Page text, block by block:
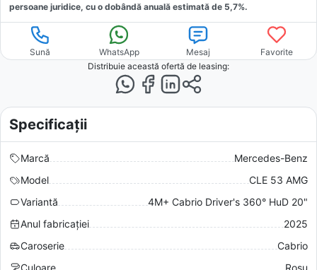
persoane juridice, cu o dobândă anuală estimată de 5,7%.
Sună WhatsApp Mesaj
Favorite
Distribuie această ofertă de leasing:
Specificații
Marcă
Mercedes-Benz
Model
CLE 53 AMG
Variantă
4M+ Cabrio Driver's 360° HuD 20"
Anul fabricației
2025
Caroserie
Cabrio
Culoare
Roșu